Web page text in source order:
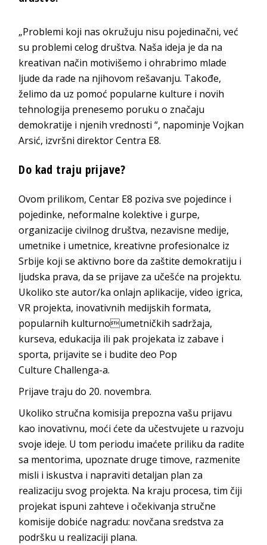
„Problemi koji nas okružuju nisu pojedinačni, već
su problemi celog društva. Naša ideja je da na
kreativan način motivišemo i ohrabrimo mlade
ljude da rade na njihovom rešavanju. Takođe,
želimo da uz pomoć popularne kulture i novih
tehnologija prenesemo poruku o značaju
demokratije i njenih vrednosti “, napominje Vojkan
Arsić, izvršni direktor Centra E8.
Do kad traju prijave?
Ovom prilikom, Centar E8 poziva sve pojedince i
pojedinke, neformalne kolektive i gurpe,
organizacije civilnog društva, nezavisne medije,
umetnike i umetnice, kreativne profesionalce iz
Srbije koji se aktivno bore da zaštite demokratiju i
ljudska prava, da se prijave za učešće na projektu.
Ukoliko ste autor/ka onlajn aplikacije, video igrica,
VR projekta, inovativnih medijskih formata,
popularnih kulturnoumetničkih sadržaja,
kurseva, edukacija ili pak projekata iz zabave i
sporta, prijavite se i budite deo Pop
Culture Challenga-a.
Prijave traju do 20. novembra.
Ukoliko stručna komisija prepozna vašu prijavu
kao inovativnu, moći ćete da učestvujete u razvoju
svoje ideje. U tom periodu imaćete priliku da radite
sa mentorima, upoznate druge timove, razmenite
misli i iskustva i napraviti detaljan plan za
realizaciju svog projekta. Na kraju procesa, tim čiji
projekat ispuni zahteve i očekivanja stručne
komisije dobiće nagradu: novčana sredstva za
podršku u realizaciji plana.